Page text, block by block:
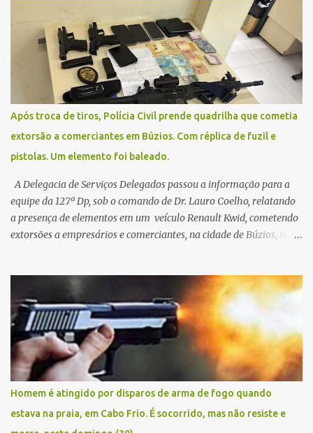
Contamos com a compreensão de toda população, pois se trata de
uma situação climática que foge ao controle da administração
pública.
Após troca de tiros, Polícia Civil prende quadrilha que cometia
extorsão a comerciantes em Búzios. Com réplica de fuzil e
pistolas. Um elemento foi baleado.
A Delegacia de Serviços Delegados passou a informação para a
equipe da 127ª Dp, sob o comando de Dr. Lauro Coelho, relatando
a presença de elementos em um veículo Renault Kwid, cometendo
extorsões a empresários e comerciantes, na cidade de Búzios, na
fugir da cidade Buziana. Um dos detidos é policial civil e este foi
baleado na perna na troca de tiros . Na ocorrência, três armas,
pistolas e uma réplica de fuzil, foram apreendidas. O homem
baleado foi identificado como Claudio Bastos, conhecido no meio
político.
Homem é atingido por disparos de arma de fogo quando
estava na praia, em Cabo Frio. É socorrido, mas não resiste e